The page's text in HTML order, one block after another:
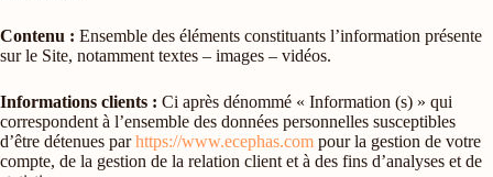
Contenu : Ensemble des éléments constituants l’information présente
sur le Site, notamment textes – images – vidéos.
Informations clients : Ci après dénommé « Information (s) » qui
correspondent à l’ensemble des données personnelles susceptibles
d’être détenues parhttps://www.ecephas.com pour la gestion de votre
compte, de la gestion de la relation client et à des fins d’analyses et de